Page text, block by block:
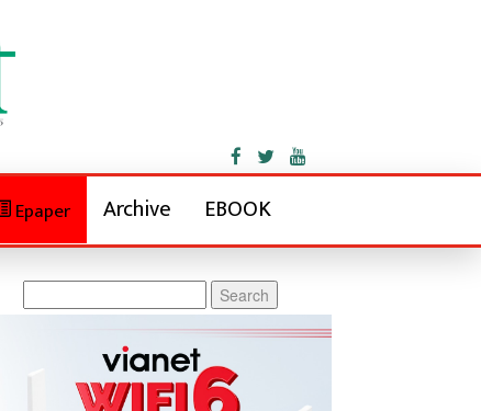
Epaper Archive EBOOK
for: